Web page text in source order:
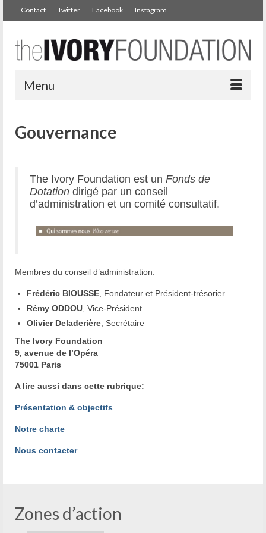
Contact Twitter Facebook Instagram
Menu
Gouvernance
The Ivory Foundation est un Fonds de
Dotation dirigé par un conseil
d’administration et un comité consultatif.
Membres du conseil d’administration:
Frédéric BIOUSSE , Fondateur et Président-trésorier
Rémy ODDOU , Vice-Président
Olivier Deladerière , Secrétaire
The Ivory Foundation
9, avenue de l’Opéra
75001 Paris
A lire aussi dans cette rubrique:
Présentation & objectifs
Notre charte
Nous contacter
Zones d’action